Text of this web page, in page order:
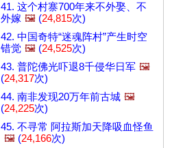
41. 这个村寨700年来不外娶、不
外嫁 🖼️ (24,815次)
42. 中国奇特“迷魂阵村”产生时空
错觉 🖼️ (24,525次)
43. 普陀佛光吓退8千侵华日军 🖼️
(24,317次)
44. 南非发现20万年前古城 🖼️
(24,225次)
45. 不寻常 阿拉斯加天降吸血怪鱼
🖼️ (24,166次)